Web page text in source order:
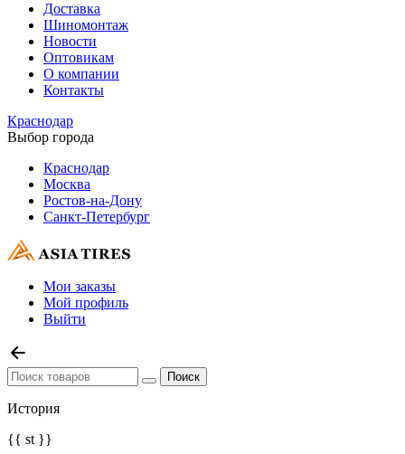
Доставка
Шиномонтаж
Новости
Оптовикам
О компании
Контакты
Краснодар
Выбор города
Краснодар
Москва
Ростов-на-Дону
Санкт-Петербург
Мои заказы
Мой профиль
Выйти
История
{{ st }}